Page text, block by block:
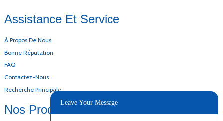
Assistance Et Service
À Propos De Nous
Bonne Réputation
FAQ
Contactez-Nous
Recherche Principale
Nos Produits
Leave Your Message